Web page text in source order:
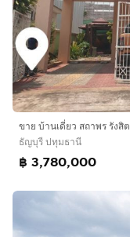
ขาย บ้านเดี่ยว สถาพร รังสิต
ธัญบุรี ปทุมธานี
฿ 3,780,000